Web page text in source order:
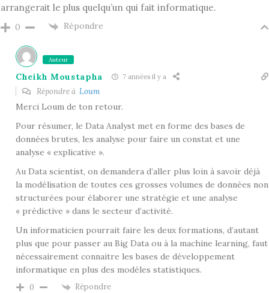
arrangerait le plus quelqu’un qui fait informatique.
0 Répondre
Auteur
Cheikh Moustapha 7 années il y a
Répondre à Loum
Merci Loum de ton retour.
Pour résumer, le Data Analyst met en forme des bases de
données brutes, les analyse pour faire un constat et une
analyse « explicative ».
Au Data scientist, on demandera d’aller plus loin à savoir déjà
la modélisation de toutes ces grosses volumes de données non
structurées pour élaborer une stratégie et une analyse
« prédictive » dans le secteur d’activité.
Un informaticien pourrait faire les deux formations, d’autant
plus que pour passer au Big Data ou à la machine learning, faut
nécessairement connaitre les bases de développement
informatique en plus des modèles statistiques.
0 Répondre